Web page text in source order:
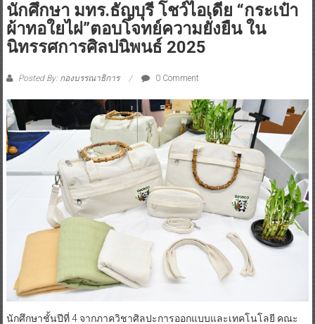
นักศึกษา มทร.ธัญบุรี โชว์ไอเดีย “กระเป๋า
ผ้าทอใยไผ่”ตอบโจทย์ความยั่งยืน ใน
นิทรรศการศิลปนิพนธ์ 2025
Posted By: กองบรรณาธิการ 0 Comment
นักศึกษาชั้นปีที่ 4 จากภาควิชาศิลปะการออกแบบและเทคโนโลยี คณะ